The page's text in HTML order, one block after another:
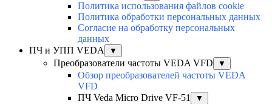
Политика использования файлов cookie
Политика обработки персональных данных
Согласие на обработку персональных
данных
ПЧ и УПП VEDA
▼
Преобразователи частоты VEDA VFD ▼
Обзор преобразователей частоты VEDA
VFD
ПЧ Veda Micro Drive VF-51
▼